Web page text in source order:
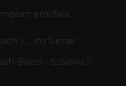
erődfala
II., „Im Turner”
Brézó - Szlatina II.